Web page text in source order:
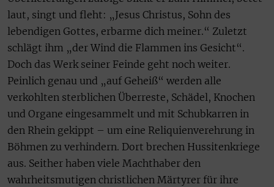
laut, singt und fleht: „Jesus Christus, Sohn des
lebendigen Gottes, erbarme dich meiner.“ Zuletzt
schlägt ihm „der Wind die Flammen ins Gesicht“.
Doch das Werk seiner Feinde geht noch weiter.
Peinlich genau und „auf Geheiß“ werden alle
verkohlten sterblichen Überreste, Schädel, Knochen
und Organe eingesammelt und mit Schubkarren in
den Rhein gekippt – um eine Reliquienverehrung in
Böhmen zu verhindern. Dort brechen Hussitenkriege
aus. Seither haben viele Machthaber den
wahrheitsmutigen christlichen Märtyrer für ihre